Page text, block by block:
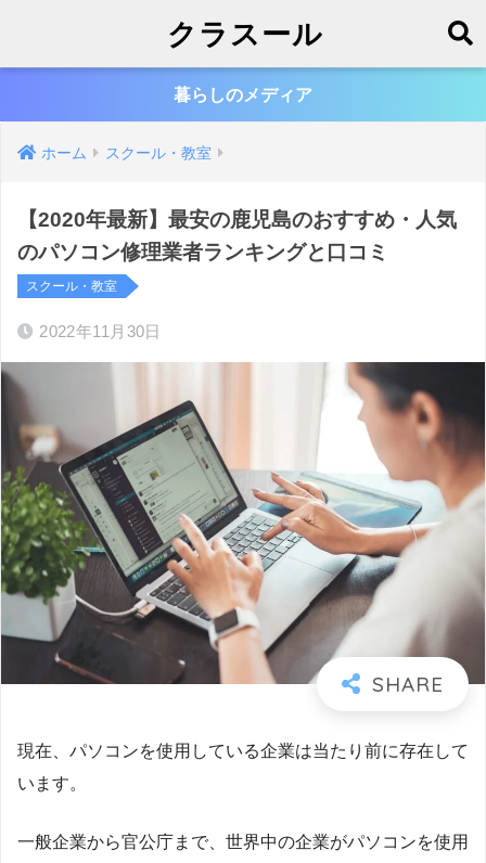
クラスール
暮らしのメディア
ホーム スクール・教室
【2020年最新】最安の鹿児島のおすすめ・人気
のパソコン修理業者ランキングと口コミ
スクール・教室
2022年11月30日
現在、パソコンを使用している企業は当たり前に存在して
います。
一般企業から官公庁まで、世界中の企業がパソコンを使用